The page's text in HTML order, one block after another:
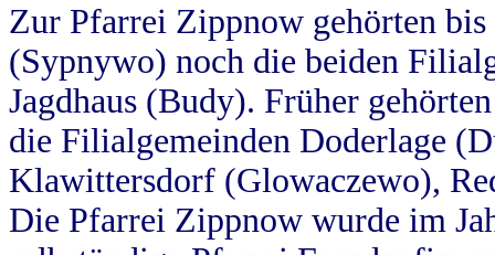
Zur Pfarrei Zippnow gehörten
(Sypnywo) noch die beiden
Jagdhaus (Budy). Früher
die Filialgemeinden Doderlage
Klawittersdorf (Glowaczewo),
Die Pfarrei Zippnow wurde im